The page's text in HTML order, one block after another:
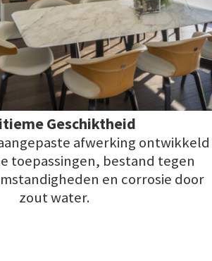
Geschiktheid
afwerking ontwikkeld
toepassingen, bestand tegen
en corrosie door
zout water.